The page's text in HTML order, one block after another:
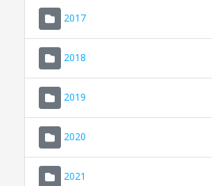
2017
2018
2019
2020
2021